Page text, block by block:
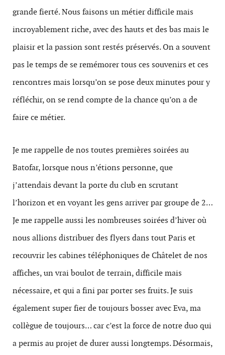
grande fierté. Nous faisons un métier difficile mais
incroyablement riche, avec des hauts et des bas mais le
plaisir et la passion sont restés préservés. On a souvent
pas le temps de se remémorer tous ces souvenirs et ces
rencontres mais lorsqu’on se pose deux minutes pour y
réfléchir, on se rend compte de la chance qu’on a de
faire ce métier.
Je me rappelle de nos toutes premières soirées au
Batofar, lorsque nous n’étions personne, que
j’attendais devant la porte du club en scrutant
l’horizon et en voyant les gens arriver par groupe de 2…
Je me rappelle aussi les nombreuses soirées d’hiver où
nous allions distribuer des flyers dans tout Paris et
recouvrir les cabines téléphoniques de Châtelet de nos
affiches, un vrai boulot de terrain, difficile mais
nécessaire, et qui a fini par porter ses fruits. Je suis
également super fier de toujours bosser avec Eva, ma
collègue de toujours… car c’est la force de notre duo qui
a permis au projet de durer aussi longtemps. Désormais,